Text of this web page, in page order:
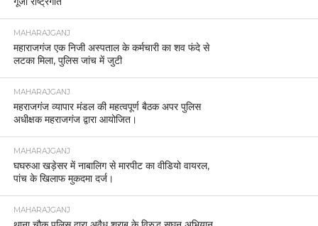
MAHARAJGANJ
महाराजगंज एक निजी अस्पताल के कर्मचारी का शव फंदे से
लटका मिला, पुलिस जांच में जुटी
MAHARAJGANJ
महराजगंज व्यापार मंडल की महत्वपूर्ण बैठक अपर पुलिस
अधीक्षक महराजगंज द्वारा आयोजित।
MAHARAJGANJ
घघरुआ खड़ेसर में नाबालिग से मारपीट का वीडियो वायरल,
पांच के खिलाफ मुकदमा दर्ज।
MAHARAJGANJ